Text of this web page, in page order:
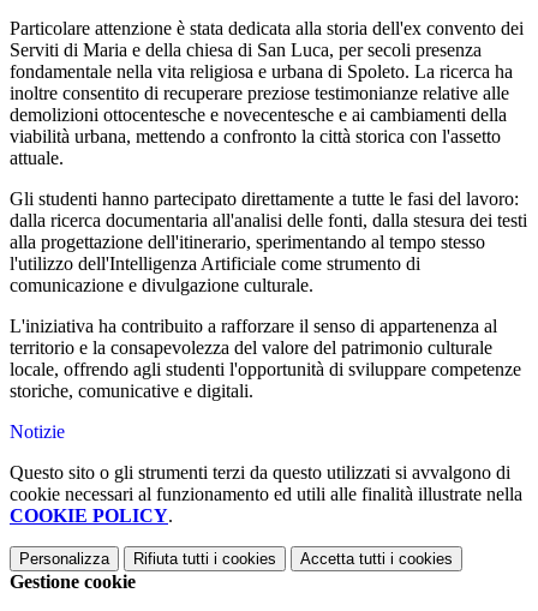
Particolare attenzione è stata dedicata alla storia dell'ex convento dei
Serviti di Maria e della chiesa di San Luca, per secoli presenza
fondamentale nella vita religiosa e urbana di Spoleto. La ricerca ha
inoltre consentito di recuperare preziose testimonianze relative alle
demolizioni ottocentesche e novecentesche e ai cambiamenti della
viabilità urbana, mettendo a confronto la città storica con l'assetto
attuale.
Gli studenti hanno partecipato direttamente a tutte le fasi del lavoro:
dalla ricerca documentaria all'analisi delle fonti, dalla stesura dei testi
alla progettazione dell'itinerario, sperimentando al tempo stesso
l'utilizzo dell'Intelligenza Artificiale come strumento di
comunicazione e divulgazione culturale.
L'iniziativa ha contribuito a rafforzare il senso di appartenenza al
territorio e la consapevolezza del valore del patrimonio culturale
locale, offrendo agli studenti l'opportunità di sviluppare competenze
storiche, comunicative e digitali.
Notizie
Questo sito o gli strumenti terzi da questo utilizzati si avvalgono di
cookie necessari al funzionamento ed utili alle finalità illustrate nella
COOKIE POLICY.
Personalizza Rifiuta tutti i cookies Accetta tutti i cookies
Gestione cookie